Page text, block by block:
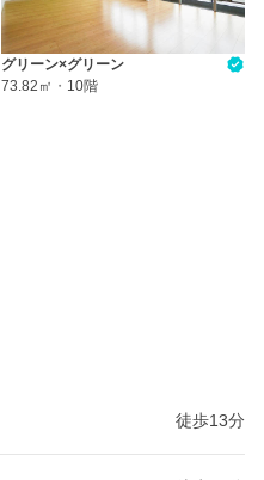
グリーン×グリーン
73.82㎡ ・ 10階
徒歩13分